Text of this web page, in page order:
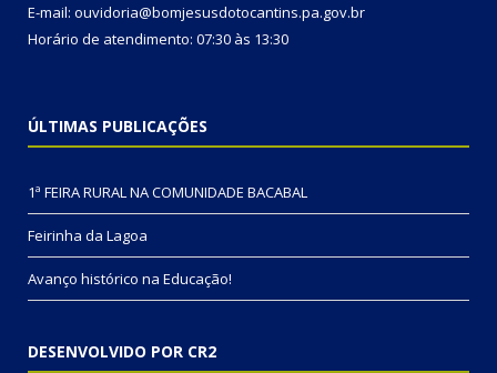
E-mail: ouvidoria@bomjesusdotocantins.pa.gov.br
Horário de atendimento: 07:30 às 13:30
ÚLTIMAS PUBLICAÇÕES
1ª FEIRA RURAL NA COMUNIDADE BACABAL
Feirinha da Lagoa
Avanço histórico na Educação!
DESENVOLVIDO POR CR2